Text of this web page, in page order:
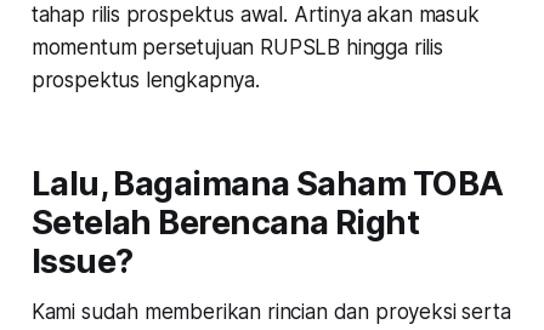
tahap rilis prospektus awal. Artinya akan masuk
momentum persetujuan RUPSLB hingga rilis
prospektus lengkapnya.
Lalu, Bagaimana Saham TOBA
Setelah Berencana Right
Issue?
Kami sudah memberikan rincian dan proyeksi serta